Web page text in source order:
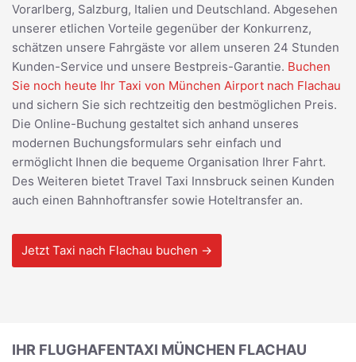
Vorarlberg, Salzburg, Italien und Deutschland. Abgesehen
unserer etlichen Vorteile gegenüber der Konkurrenz,
schätzen unsere Fahrgäste vor allem unseren 24 Stunden
Kunden-Service und unsere Bestpreis-Garantie. Buchen
Sie noch heute Ihr Taxi von München Airport nach Flachau
und sichern Sie sich rechtzeitig den bestmöglichen Preis.
Die Online-Buchung gestaltet sich anhand unseres
modernen Buchungsformulars sehr einfach und
ermöglicht Ihnen die bequeme Organisation Ihrer Fahrt.
Des Weiteren bietet Travel Taxi Innsbruck seinen Kunden
auch einen Bahnhoftransfer sowie Hoteltransfer an.
Jetzt Taxi nach Flachau buchen →
IHR FLUGHAFENTAXI MÜNCHEN FLACHAU